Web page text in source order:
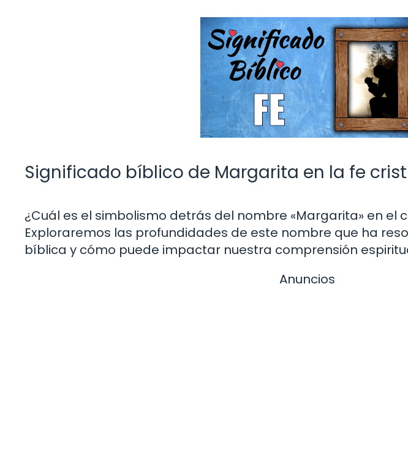
Significado bíblico de Margarita en la fe
¿Cuál es el simbolismo detrás del nombre «Margarita» en el
Exploraremos las profundidades de este nombre que ha
bíblica y cómo puede impactar nuestra comprensión
Anuncios